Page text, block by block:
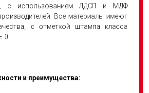
с использованием ЛДСП и МДФ
Все материалы имеют
с отметкой штампа класса
0.
и преимущества: